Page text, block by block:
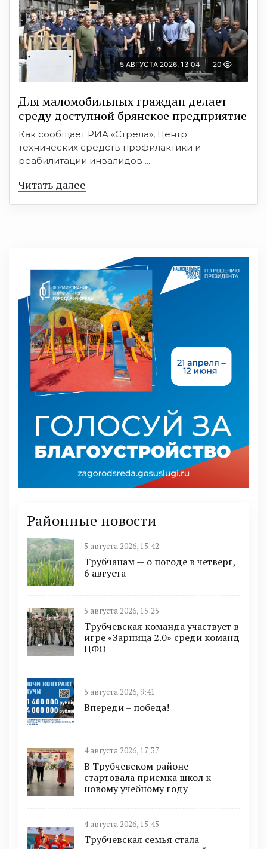
5 АВГУСТА 2026, 13:04 20
Для маломобильных граждан делает
среду доступной брянское предприятие
Как сообщает РИА «Стрела», Центр
технических средств профилактики и
реабилитации инвалидов ...
Читать далее
Районные новости
5 августа 2026, 15:42
Трубчанам — о погоде в четверг,
6 августа
5 августа 2026, 15:25
Трубчевская команда участвует в
игре «Зарница 2.0» среди команд
ЦФО
5 августа 2026, 9:41
Впереди – победа!
4 августа 2026, 17:37
В Трубчевском районе
стартовала приемка школ к
новому учебному году
4 августа 2026, 15:45
Трубчевская семья стала